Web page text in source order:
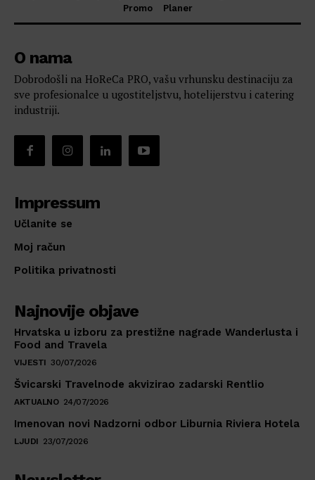
Promo
Planer
O nama
Dobrodošli na HoReCa PRO, vašu vrhunsku destinaciju za
sve profesionalce u ugostiteljstvu, hotelijerstvu i catering
industriji.
Impressum
Učlanite se
Moj račun
Politika privatnosti
Najnovije objave
Hrvatska u izboru za prestižne nagrade Wanderlusta i
Food and Travela
VIJESTI 30/07/2026
Švicarski Travelnode akvizirao zadarski Rentlio
AKTUALNO 24/07/2026
Imenovan novi Nadzorni odbor Liburnia Riviera Hotela
LJUDI 23/07/2026